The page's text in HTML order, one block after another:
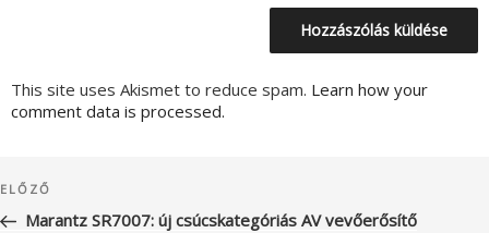
This site uses Akismet to reduce spam. Learn how your
comment data is processed.
navigáció
Korábbi
bejegyzés
ELŐZŐ
Marantz SR7007: új csúcskategóriás AV vevőerősítő